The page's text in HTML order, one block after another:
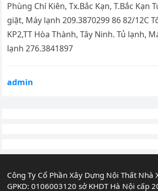
Phùng Chí Kiên, Tx.Bắc Kạn, T.Bắc Kạn
giặt, Máy lạnh 209.3870299 86 82/12C
KP2,TT Hòa Thành, Tây Ninh. Tủ lạnh,
lạnh 276.3841897
admin
Công Ty Cổ Phần Xây Dựng Nội Thất Nhà
GPKD: 0106003120 sở KHDT Hà Nội cấp